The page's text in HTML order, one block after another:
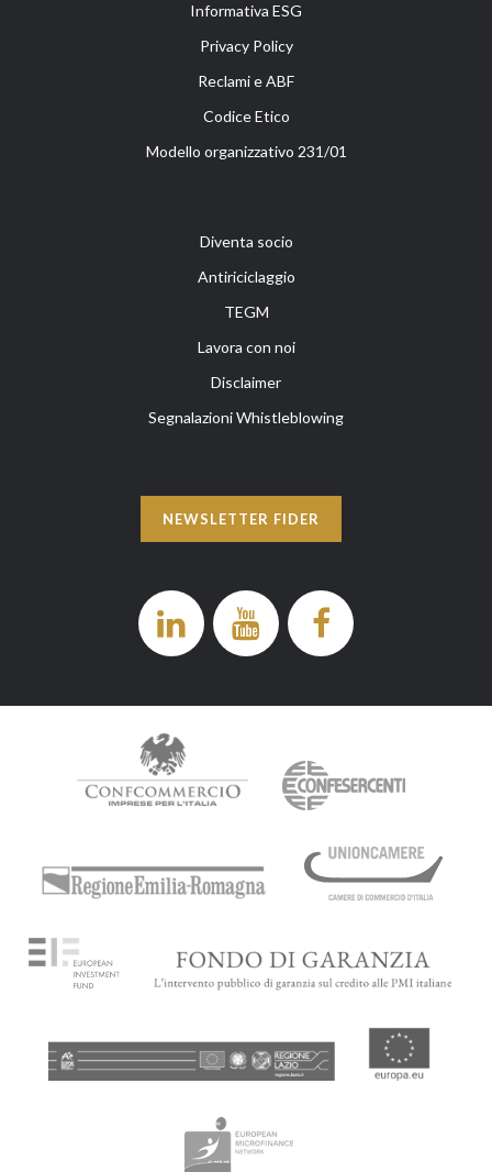
Informativa ESG
Privacy Policy
Reclami e ABF
Codice Etico
Modello organizzativo 231/01
Diventa socio
Antiriciclaggio
TEGM
Lavora con noi
Disclaimer
Segnalazioni Whistleblowing
NEWSLETTER FIDER